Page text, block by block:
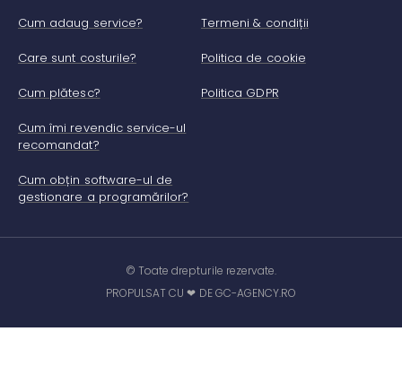
Cum adaug service?
Care sunt costurile?
Cum plătesc?
Cum îmi revendic service-ul
recomandat?
Cum obțin software-ul de
gestionare a programărilor?
Termeni & condiții
Politica de cookie
Politica GDPR
© Toate drepturile rezervate.
PROPULSAT CU ❤ DE GC-AGENCY.RO